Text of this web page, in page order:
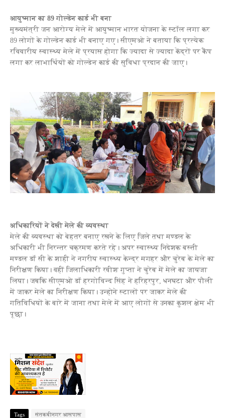
आयुष्मान का 89 गोल्डेन कार्ड भी बना
मुख्यमंत्री जन आरोग्य मेले में आयुष्मान भारत योजना के स्टॉल लगा कर
89 लोगों के गोल्डेन कार्ड भी बनाए गए। सीएमओ ने बताया कि प्रत्येक
रविवारीय स्वास्थ्य मेले में प्रयास होगा कि ज्यादा से ज्यादा केंद्रों पर कैंप
लगा कर लाभार्थियों को गोल्डेन कार्ड की सुविधा प्रदान की जाए।
अधिकारियों ने देखी मेले की व्‍यवस्‍था
मेले की व्‍यवस्‍था को बेहतर बनाए रखने के लिए जिले तथा मण्‍डल के
अधिकारी भी निरन्‍तर चक्रमण करते रहे। अपर स्‍वास्‍थ्‍य निदेशक बस्‍ती
मण्‍डल डॉ सी के शाही ने नगरीय स्‍वास्‍थ्‍य केन्‍द्र मगहर और चुरेब के मेले का
निरीक्षण किया। वहीं जिलाधिकारी रवीश गुप्‍ता ने चुरेब में मेले का जायजा
लिया। जबकि सीएमओ डॉ हरगोविन्‍द सिंह ने हरिहरपुर, धनघटा और पौली
में जाकर मेले का निरीक्षण किया। उन्‍होने स्‍टालों पर जाकर मेले की
गतिविधियों के बारे में जाना तथा मेले में आए लोगों से उनका कुशल क्षेम भी
पूछा।
Tags संतकबीनगर आसपास